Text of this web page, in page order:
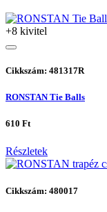
+8 kivitel
Cikkszám: 481317R
RONSTAN Tie Balls
610 Ft
Részletek
Cikkszám: 480017